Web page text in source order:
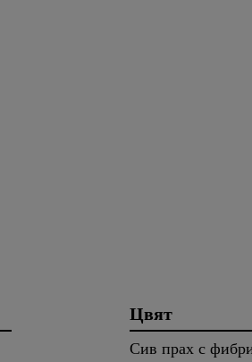
Цвят
Сив прах с